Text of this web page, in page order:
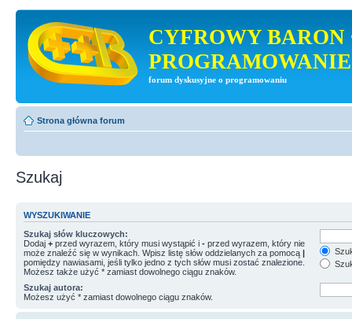
CYFROWY BARON
PROGRAMOWANIE
forum dyskusyjne o programowaniu
Strona główna forum
Szukaj
WYSZUKIWANIE
Szukaj słów kluczowych:
Dodaj + przed wyrazem, który musi wystąpić i - przed wyrazem, który nie
może znaleźć się w wynikach. Wpisz listę słów oddzielanych za pomocą |
pomiędzy nawiasami, jeśli tylko jedno z tych słów musi zostać znalezione.
Możesz także użyć * zamiast dowolnego ciągu znaków.
Szukaj autora:
Możesz użyć * zamiast dowolnego ciągu znaków.